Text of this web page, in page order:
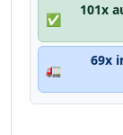
✅
101x
🚛
69x